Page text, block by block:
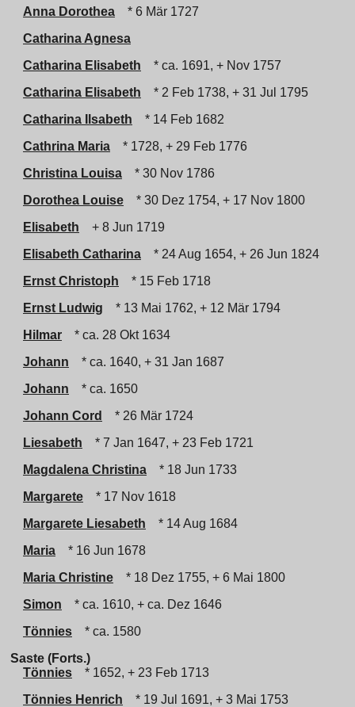
Anna Dorothea
* 6 Mär 1727
Catharina Agnesa
Catharina Elisabeth
* ca. 1691, + Nov 1757
Catharina Elisabeth
* 2 Feb 1738, + 31 Jul 1795
Catharina Ilsabeth
* 14 Feb 1682
Cathrina Maria
* 1728, + 29 Feb 1776
Christina Louisa
* 30 Nov 1786
Dorothea Louise
* 30 Dez 1754, + 17 Nov 1800
Elisabeth
+ 8 Jun 1719
Elisabeth Catharina
* 24 Aug 1654, + 26 Jun 1824
Ernst Christoph
* 15 Feb 1718
Ernst Ludwig
* 13 Mai 1762, + 12 Mär 1794
Hilmar
* ca. 28 Okt 1634
Johann
* ca. 1640, + 31 Jan 1687
Johann
* ca. 1650
Johann Cord
* 26 Mär 1724
Liesabeth
* 7 Jan 1647, + 23 Feb 1721
Magdalena Christina
* 18 Jun 1733
Margarete
* 17 Nov 1618
Margarete Liesabeth
* 14 Aug 1684
Maria
* 16 Jun 1678
Maria Christine
* 18 Dez 1755, + 6 Mai 1800
Simon
* ca. 1610, + ca. Dez 1646
Tönnies
* ca. 1580
Saste (Forts.)
Tönnies
* 1652, + 23 Feb 1713
Tönnies Henrich
* 19 Jul 1691, + 3 Mai 1753